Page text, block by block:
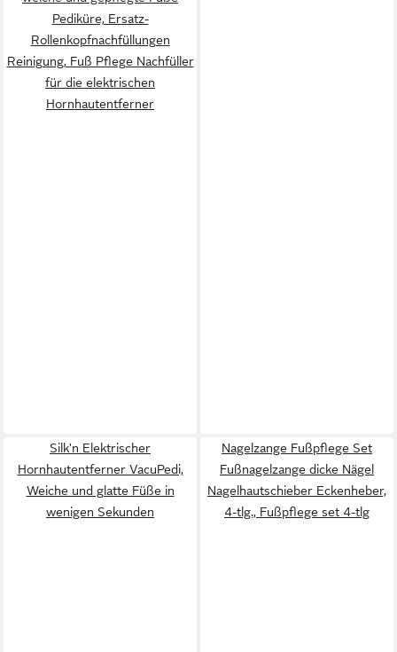
Pediküre, Ersatz-
Rollenkopfnachfüllungen
Reinigung, Fuß Pflege Nachfüller
für die elektrischen
Hornhautentferner
Silk'n Elektrischer
Hornhautentferner VacuPedi,
Weiche und glatte Füße in
wenigen Sekunden
Nagelzange Fußpflege Set
Fußnagelzange dicke Nägel
Nagelhautschieber Eckenheber,
4-tlg., Fußpflege set 4-tlg